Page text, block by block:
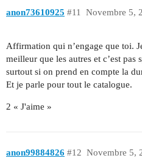
anon73610925 Novembre 5,
#11
Affirmation qui n’engage que toi.
meilleur que les autres et c’est pas
surtout si on prend en compte la
Et je parle pour tout le catalogue.
2 « J'aime »
anon99884826 Novembre 5,
#12